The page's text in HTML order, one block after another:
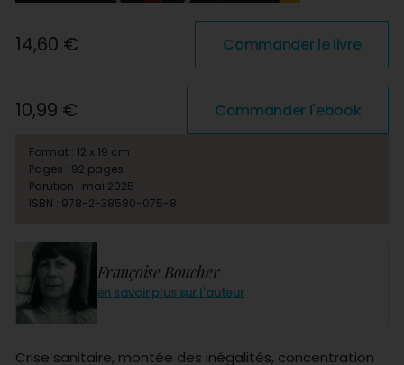
Françoise Boucher
en savoir plus sur l'auteur
Crise sanitaire, montée des inégalités, concentration
14,60 € Commander le livre
10,99 € Commander l'ebook
Format : 12 x 19 cm
Pages : 92 pages
Parution : mai 2025
ISBN : 978-2-38580-075-8